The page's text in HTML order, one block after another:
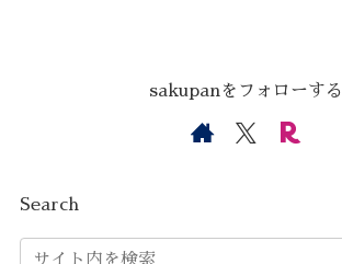
sakupanをフォローする
Search